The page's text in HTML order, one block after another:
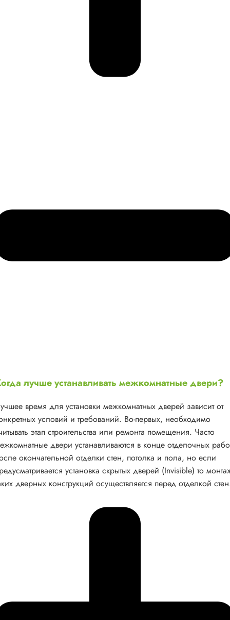
лучше устанавливать межкомнатные двери?
время для установки межкомнатных дверей зависит от
условий и требований. Во-первых, необходимо
этап строительства или ремонта помещения. Часто
двери устанавливаются в конце отделочных
окончательной отделки стен, потолка и пола, но если
установка скрытых дверей (Invisible) то
дверных конструкций осуществляется перед отделкой